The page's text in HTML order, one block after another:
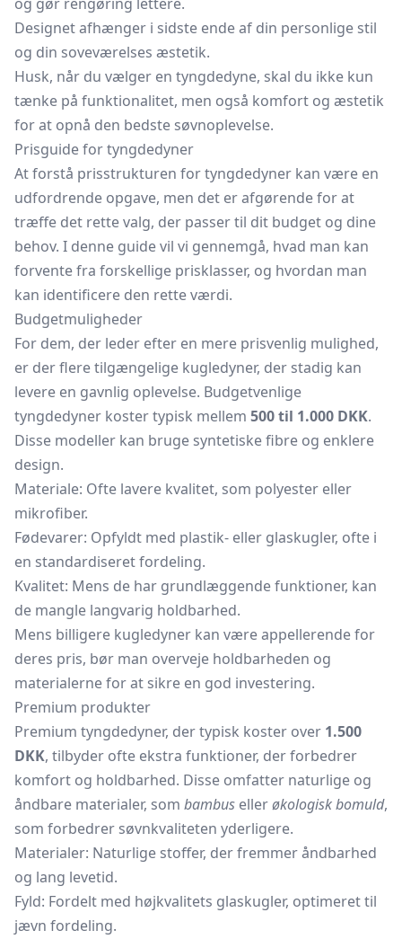
Designet afhænger i sidste ende af din personlige stil
og din soveværelses æstetik.
Husk, når du vælger en tyngdedyne, skal du ikke kun
tænke på funktionalitet, men også komfort og æstetik
for at opnå den bedste søvnoplevelse.
Prisguide for tyngdedyner
At forstå prisstrukturen for tyngdedyner kan være en
udfordrende opgave, men det er afgørende for at
træffe det rette valg, der passer til dit budget og dine
behov. I denne guide vil vi gennemgå, hvad man kan
forvente fra forskellige prisklasser, og hvordan man
kan identificere den rette værdi.
Budgetmuligheder
For dem, der leder efter en mere prisvenlig mulighed,
er der flere tilgængelige kugledyner, der stadig kan
levere en gavnlig oplevelse. Budgetvenlige
tyngdedyner koster typisk mellem 500 til 1.000 DKK.
Disse modeller kan bruge syntetiske fibre og enklere
design.
Materiale: Ofte lavere kvalitet, som polyester eller
mikrofiber.
Fødevarer: Opfyldt med plastik- eller glaskugler, ofte i
en standardiseret fordeling.
Kvalitet: Mens de har grundlæggende funktioner, kan
de mangle langvarig holdbarhed.
Mens billigere kugledyner kan være appellerende for
deres pris, bør man overveje holdbarheden og
materialerne for at sikre en god investering.
Premium produkter
Premium tyngdedyner, der typisk koster over 1.500
DKK, tilbyder ofte ekstra funktioner, der forbedrer
komfort og holdbarhed. Disse omfatter naturlige og
åndbare materialer, som bambus ellerøkologisk bomuld,
som forbedrer søvnkvaliteten yderligere.
Materialer: Naturlige stoffer, der fremmer åndbarhed
og lang levetid.
Fyld: Fordelt med højkvalitets glaskugler, optimeret til
jævn fordeling.